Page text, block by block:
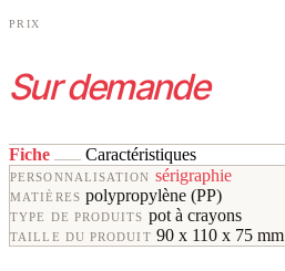
PRIX
Sur demande
Fiche Caractéristiques
PERSONNALISATION sérigraphie
MATIÈRES polypropylène (PP)
TYPE DE PRODUITS pot à crayons
TAILLE DU PRODUIT 90 x 110 x 75 mm